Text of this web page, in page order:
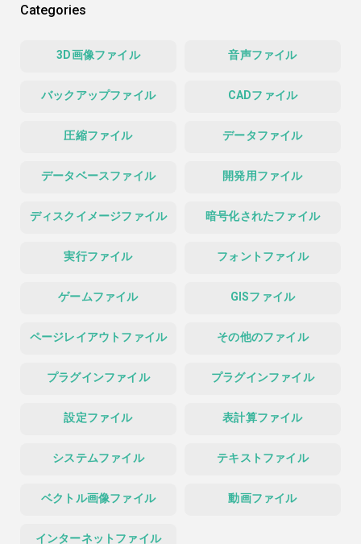
Categories
3D画像ファイル 音声ファイル
バックアップファイル CADファイル
圧縮ファイル データファイル
データベースファイル 開発用ファイル
ディスクイメージファイル 暗号化されたファイル
実行ファイル フォントファイル
ゲームファイル GISファイル
ページレイアウトファイル その他のファイル
プラグインファイル プラグインファイル
設定ファイル 表計算ファイル
システムファイル テキストファイル
ベクトル画像ファイル 動画ファイル
インターネットファイル